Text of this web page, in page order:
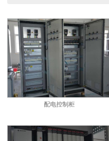
配电控制柜